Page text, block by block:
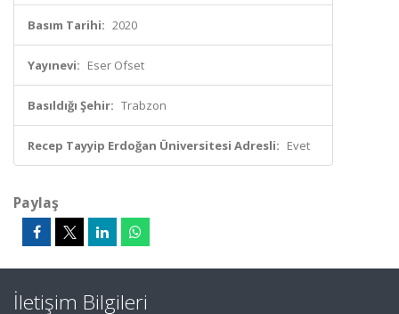
Basım Tarihi: 2020
Yayınevi: Eser Ofset
Basıldığı Şehir: Trabzon
Recep Tayyip Erdoğan Üniversitesi Adresli: Evet
Paylaş
İletişim Bilgileri